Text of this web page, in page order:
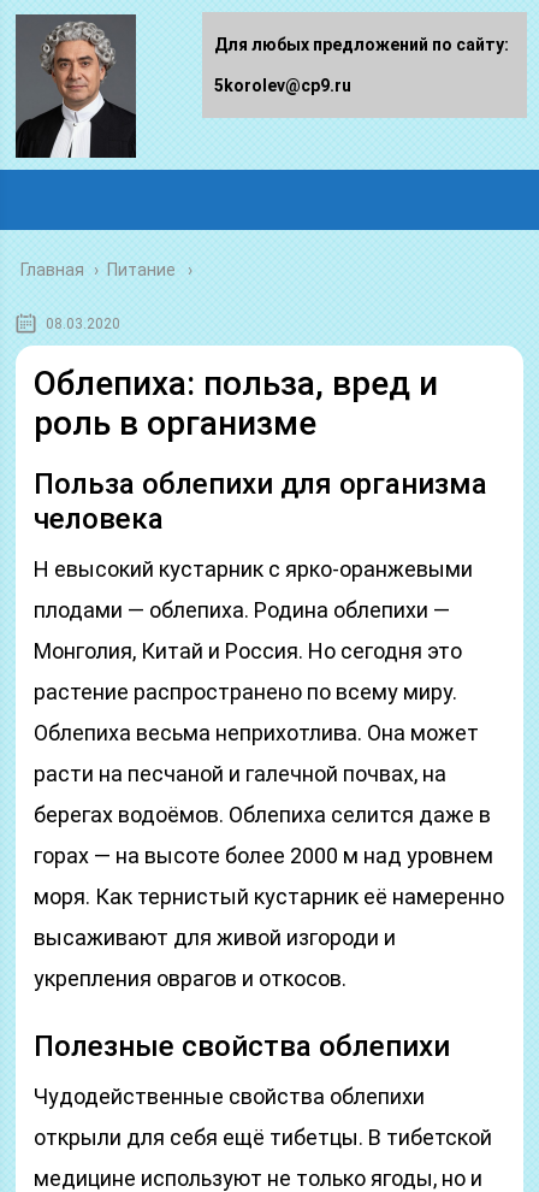
Главная › Питание
08.03.2020
Облепиха: польза, вред и
роль в организме
Польза облепихи для организма
человека
Н евысокий кустарник с ярко-оранжевыми
плодами — облепиха. Родина облепихи —
Монголия, Китай и Россия. Но сегодня это
растение распространено по всему миру.
Облепиха весьма неприхотлива. Она может
расти на песчаной и галечной почвах, на
берегах водоёмов. Облепиха селится даже в
горах — на высоте более 2000 м над уровнем
моря. Как тернистый кустарник её намеренно
высаживают для живой изгороди и
укрепления оврагов и откосов.
Полезные свойства облепихи
Чудодейственные свойства облепихи
открыли для себя ещё тибетцы. В тибетской
медицине используют не только ягоды, но и
Для любых предложений по сайту:
5korolev@cp9.ru